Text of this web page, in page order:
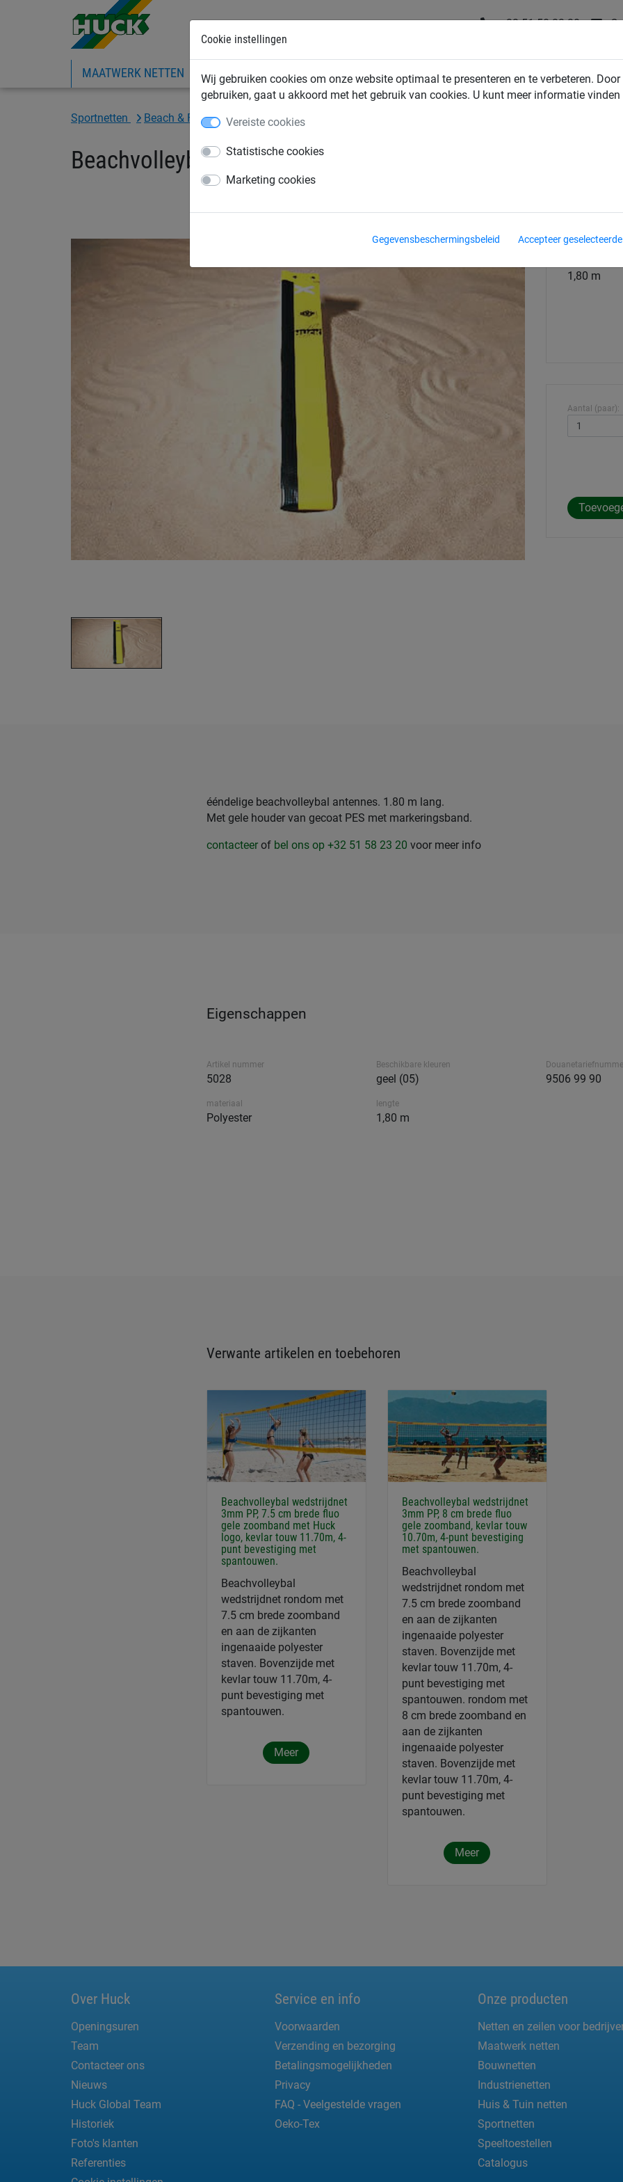
Cookie instellingen
Wij gebruiken cookies om onze website optimaal te presenteren en te verbeteren.
gebruiken, gaat u akkoord met het gebruik van cookies. U kunt meer informatie
Vereiste cookies
Statistische cookies
Marketing cookies
Gegevensbeschermingsbeleid Accepteer geselecteerde
+32 51 58 23 20
MAATWERK NETTEN BOUWNETTEN INDUSTRIENETTEN HUIS & TUIN NETTEN SPORTNETTEN
Sportnetten Beach & Fun Beachvolleybal netten
Beachvolleybal antennes, ééndelig
Polyester
1,80 m
Aantal (paar):
ééndelige beachvolleybal antennes. 1.80 m lang.
Met gele houder van gecoat PES met markeringsband.
contacteer of bel ons op +32 51 58 23 20 voor meer info
Eigenschappen
Artikel nummer
5028
Beschikbare kleuren
geel (05) 9506 99 90
materiaal
Polyester
lengte
1,80 m
Verwante artikelen en toebehoren
Beachvolleybal wedstrijdnet
3mm PP, 7.5 cm brede fluo
gele zoomband met Huck
logo, kevlar touw 11.70m, 4-
punt bevestiging met
spantouwen.
Beachvolleybal
wedstrijdnet rondom met
7.5 cm brede zoomband
en aan de zijkanten
ingenaaide polyester
staven. Bovenzijde met
kevlar touw 11.70m, 4-
punt bevestiging met
spantouwen.
Meer
Beachvolleybal wedstrijdnet
3mm PP, 8 cm brede fluo
gele zoomband, kevlar touw
10.70m, 4-punt bevestiging
met spantouwen.
Beachvolleybal
wedstrijdnet rondom met
7.5 cm brede zoomband
en aan de zijkanten
ingenaaide polyester
staven. Bovenzijde met
kevlar touw 11.70m, 4-
punt bevestiging met
spantouwen. rondom met
8 cm brede zoomband en
aan de zijkanten
ingenaaide polyester
staven. Bovenzijde met
kevlar touw 11.70m, 4-
punt bevestiging met
spantouwen.
Meer
Over Huck
Openingsuren
Team
Contacteer ons
Nieuws
Huck Global Team
Historiek
Foto's klanten
Referenties
Service en info
Voorwaarden
Verzending en bezorging
Betalingsmogelijkheden
Privacy
FAQ - Veelgestelde vragen
Oeko-Tex
Onze producten
Netten en zeilen voor
Maatwerk netten
Bouwnetten
Industrienetten
Huis & Tuin netten
Sportnetten
Speeltoestellen
Catalogus